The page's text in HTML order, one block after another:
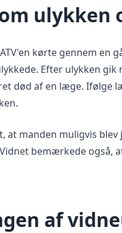
ulykken
kørte gennem en
Efter ulykken
død af en læge. Ifølge
at manden muligvis
bemærkede også,
af